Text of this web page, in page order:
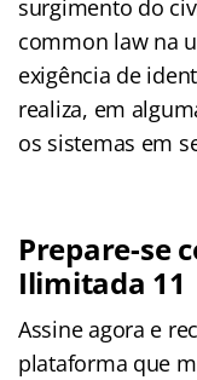
surgimento do
common law na
exigência de
realiza, em
os sistemas em
Prepare-se
Ilimitada 11
Assine agora e
plataforma que